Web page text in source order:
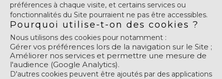
préférences à chaque visite, et certains services ou
fonctionnalités du Site pourraient ne pas être accessibles.
Pourquoi utilise-t-on des cookies ?
Nous utilisons des cookies pour notamment :
Gérer vos préférences lors de la navigation sur le Site ;
Améliorer nos services et permettre une mesure de
l'audience (Google Analytics).
D'autres cookies peuvent être ajoutés par des applications